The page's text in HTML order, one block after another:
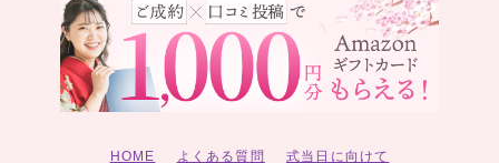
HOME よくある質問 式当日に向けて